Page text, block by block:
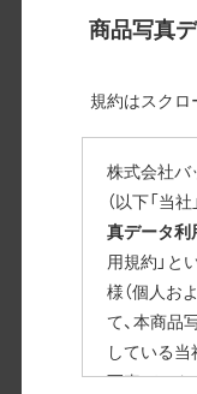
商品写真
規約はスクロ
株式会社バ
（以下「当
真データ利
用規約」と
様（個人お
て、本商品
している当
写真データ
すと圧縮ファイル
JPEG・EPSファ
の際に便利です
を提供しています
掲載データ「
解像度(CMYKカラ
高画質画像